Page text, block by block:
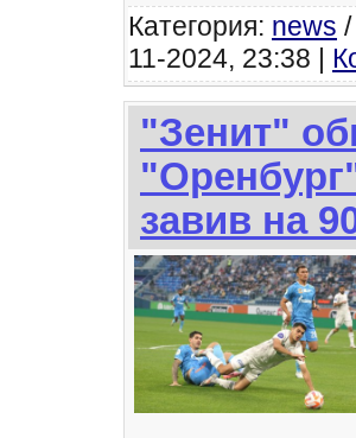
Категория: news
11-2024, 23:38 |
"Зенит"
завив на